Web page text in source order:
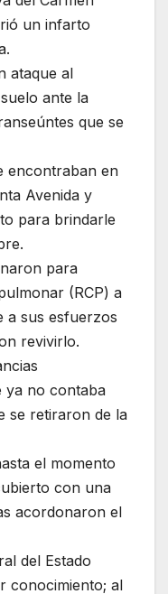
un infarto
ataque al
ante la
que se
encontraban en
Avenida y
para brindarle
para
(RCP) a
a sus esfuerzos
revivirlo.
ya no contaba
se retiraron de la
el momento
con una
acordonaron el
del Estado
conocimiento; al